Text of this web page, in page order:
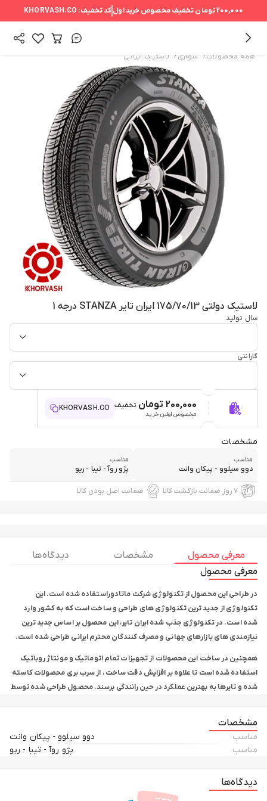
200,000 تومان تخفیف مخصوص خرید اولکد تخفیف: KHORVASH.CO
همه محصولات/ سواری / لاستیک ایرانی
لاستیک دولتی 175/70/13 ایران تایر STANZA درجه 1
سال تولید
گارانتی
200,000 تومان تخفیف
مخصوص اولین خرید
KHORVASH.CO
مشخصات
مناسب
دوو سیلوو - پیکان وانت
مناسب
پژو روآ - تیبا - ریو
۷ روز ضمانت بازگشت کالا ضمانت اصل بودن کالا
معرفی محصول مشخصات
دیدگاه ها
معرفی محصول
در طراحی این محصول از تکنولوژی شرکت ماتادوراستفاده شده است. این
تکنولوژی از جدید ترین تکنولوژی های طراحی و ساخت است که به کشور وارد
شده است. در تکنولوژی جذب شده ایران تایر، این محصول بر اساس جدید ترین
نیازمندی های بازارهای جهانی و مصرف کنندگان محترم ایرانی طراحی شده است.
همچنین در ساخت این محصولات از تجهیزات تمام اتوماتیک و مونتاژ روباتیک
استفاده شده است تا علاوه بر افزایش دقت ساخت ، از سرب بری محصولات کاسته
شده و تایرها به بهترین عملکرد در حین رانندگی برسند. محصول طراحی شده توسط
داخلی دارند.
این محصول در سایزهای زیر به بازار مصرف داخل و خارج کشور عرضه میگردد:
عمده ترین ویژگی های طراحی شده در این تایر (لاستیک) عبارت است:
مشخصات
مناسب
دوو سیلوو - پیکان وانت
مناسب
پژو روآ - تیبا - ریو
دیدگاه‌ها